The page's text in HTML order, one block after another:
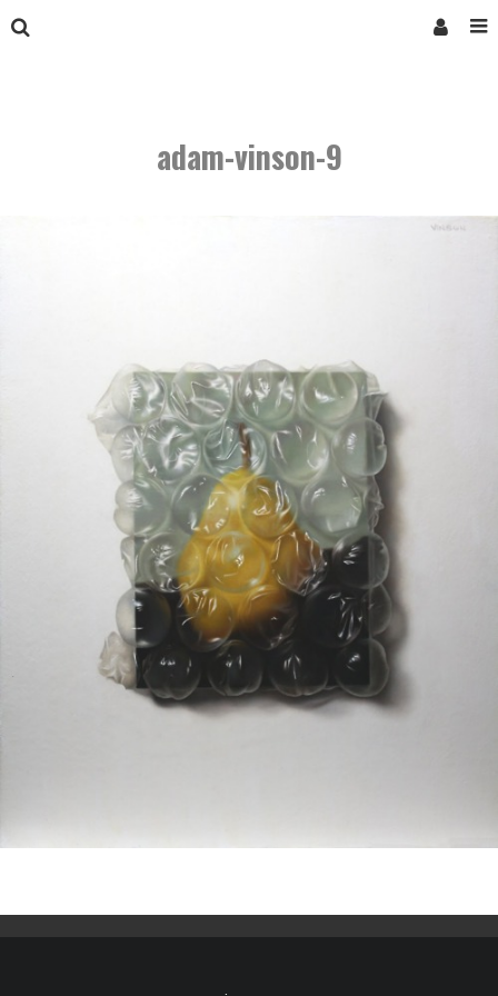
adam-vinson-9